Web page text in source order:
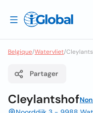
Belgique/Watervliet/
Partager
Cleylantshof